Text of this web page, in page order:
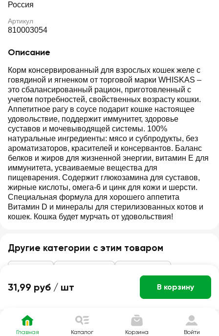
Россия
Артикул
810003054
Описание
Корм консервированный для взрослых кошек желе с
говядиной и ягненком от торговой марки WHISKAS –
это сбалансированный рацион, приготовленный с
учетом потребностей, свойственных возрасту кошки.
Аппетитное рагу в соусе подарит кошке настоящее
удовольствие, поддержит иммунитет, здоровье
суставов и мочевыводящей системы. 100%
натуральные ингредиенты: мясо и субпродукты, без
ароматизаторов, красителей и консервантов. Баланс
белков и жиров для жизненной энергии, витамин Е для
иммунитета, усваиваемые вещества для
пищеварения. Содержит глюкозамина для суставов,
жирные кислоты, омега-6 и цинк для кожи и шерсти.
Специальная формула для хорошего аппетита
Витамин D и минералы для стерилизованных котов и
кошек. Кошка будет мурчать от удовольствия!
Другие категории с этим товаром
31,99 руб / шт В корзину
Главная Каталог Корзина Войти